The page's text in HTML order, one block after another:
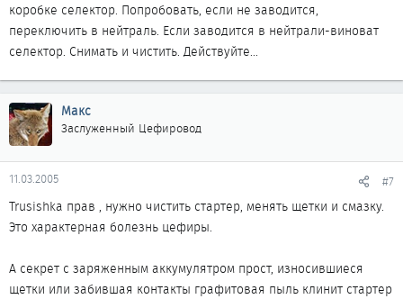
коробке селектор. Попробовать, если не заводится,
переключить в нейтраль. Если заводится в нейтрали-виноват
селектор. Снимать и чистить. Действуйте...
Макс
Заслуженный Цефировод
11.03.2005 #7
Trusishka прав , нужно чистить стартер, менять щетки и смазку.
Это характерная болезнь цефиры.
А секрет с заряженным аккумулятром прост, износившиеся
щетки или забившая контакты графитовая пыль клинит стартер